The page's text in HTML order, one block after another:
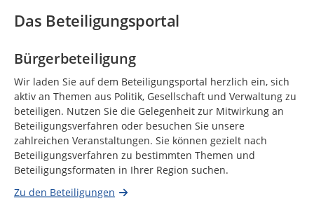
Das Beteiligungsportal
Bürgerbeteiligung
Wir laden Sie auf dem Beteiligungsportal herzlich ein, sich
aktiv an Themen aus Politik, Gesellschaft und Verwaltung zu
beteiligen. Nutzen Sie die Gelegenheit zur Mitwirkung an
Beteiligungsverfahren oder besuchen Sie unsere
zahlreichen Veranstaltungen. Sie können gezielt nach
Beteiligungsverfahren zu bestimmten Themen und
Beteiligungsformaten in Ihrer Region suchen.
Zu den Beteiligungen